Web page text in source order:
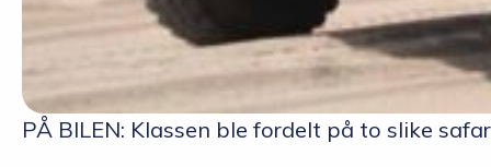
PÅ BILEN: Klassen ble fordelt på to slike